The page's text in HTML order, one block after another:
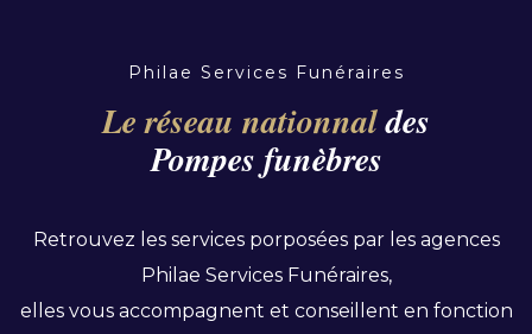
Philae Services Funéraires
Le réseau nationnaldes
Pompes funèbres
Retrouvez les services porposées par les agences
Philae Services Funéraires,
elles vous accompagnent et conseillent en fonction